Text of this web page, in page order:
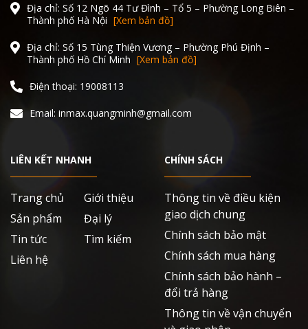
Địa chỉ: Số 12 Ngõ 44 Tư Đình – Tổ 5 – Phường Long Biên –
Thành phố Hà Nội [Xem bản đồ]
Địa chỉ: Số 15 Tùng Thiện Vương – Phường Phú Định –
Thành phố Hồ Chí Minh [Xem bản đồ]
Điện thoại: 19008113
Email: inmax.quangminh@gmail.com
LIÊN KẾT NHANH
Trang chủ
Giới thiệu
Sản phẩm
Đại lý
Tin tức
Tìm kiếm
Liên hệ
CHÍNH SÁCH
Thông tin về điều kiện
giao dịch chung
Chính sách bảo mật
Chính sách mua hàng
Chính sách bảo hành –
đổi trả hàng
Thông tin về vận chuyển